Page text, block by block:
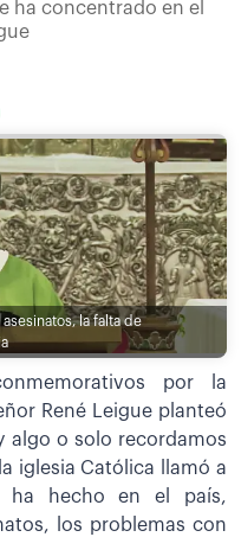
ha concentrado en el
la falta de
por la
René Leigue planteó
algo o solo recordamos
iglesia Católica llamó a
ha hecho en el país,
los problemas con